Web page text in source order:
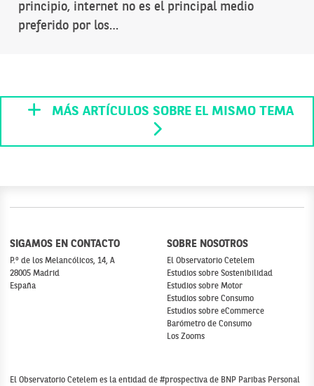
principio, internet no es el principal medio
preferido por los…
MÁS ARTÍCULOS SOBRE EL MISMO TEMA
SIGAMOS EN CONTACTO
P.º de los Melancólicos, 14, A
28005 Madrid
España
SOBRE NOSOTROS
El Observatorio Cetelem
Estudios sobre Sostenibilidad
Estudios sobre Motor
Estudios sobre Consumo
Estudios sobre eCommerce
Barómetro de Consumo
Los Zooms
El Observatorio Cetelem es la entidad de #prospectiva de BNP Paribas Personal